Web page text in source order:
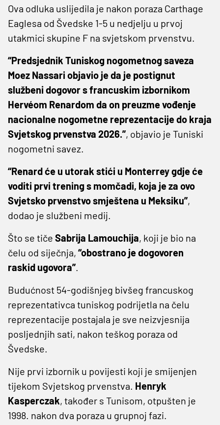
Ova odluka uslijedila je nakon poraza Carthage
Eaglesa od Švedske 1-5 u nedjelju u prvoj
utakmici skupine F na svjetskom prvenstvu.
“Predsjednik Tuniskog nogometnog saveza
Moez Nassari objavio je da je postignut
službeni dogovor s francuskim izbornikom
Hervéom Renardom da on preuzme vođenje
nacionalne nogometne reprezentacije do kraja
Svjetskog prvenstva 2026.”, objavio je Tuniski
nogometni savez.
“Renard će u utorak stići u Monterrey gdje će
voditi prvi trening s momčadi, koja je za ovo
Svjetsko prvenstvo smještena u Meksiku”,
dodao je službeni medij.
Što se tiče Sabrija Lamouchija, koji je bio na
čelu od siječnja, “obostrano je dogovoren
raskid ugovora”.
Budućnost 54-godišnjeg bivšeg francuskog
reprezentativca tuniskog podrijetla na čelu
reprezentacije postajala je sve neizvjesnija
posljednjih sati, nakon teškog poraza od
Švedske.
Nije prvi izbornik u povijesti koji je smijenjen
tijekom Svjetskog prvenstva. Henryk
Kasperczak, također s Tunisom, otpušten je
1998. nakon dva poraza u grupnoj fazi.